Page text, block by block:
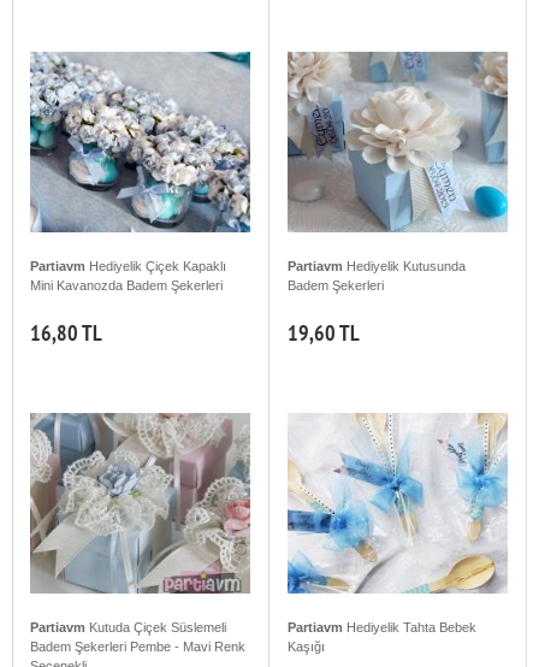
Partiavm Hediyelik Çiçek Kapaklı
Mini Kavanozda Badem Şekerleri
16,80 TL
Partiavm Hediyelik Kutusunda
Badem Şekerleri
19,60 TL
Partiavm Kutuda Çiçek Süslemeli
Badem Şekerleri Pembe - Mavi Renk
Partiavm Hediyelik Tahta Bebek
Kaşığı